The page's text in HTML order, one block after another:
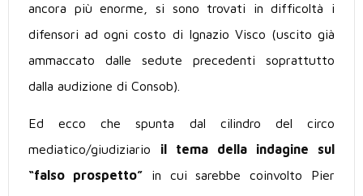
ancora più enorme, si sono trovati in difficoltà i
difensori ad ogni costo di Ignazio Visco (uscito già
ammaccato dalle sedute precedenti soprattutto
dalla audizione di Consob).
Ed ecco che spunta dal cilindro del circo
mediatico/giudiziario il tema della indagine sul
“falso prospetto”in cui sarebbe coinvolto Pier